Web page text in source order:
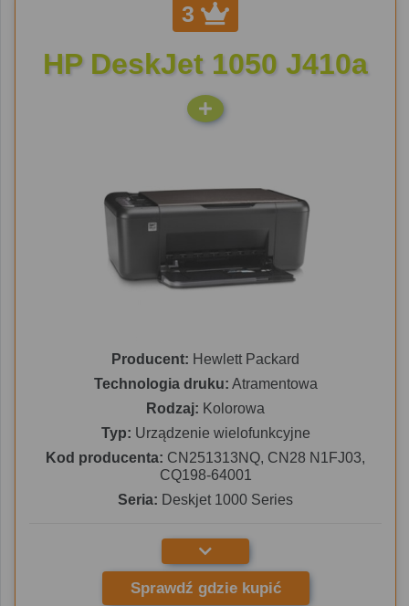
3
HP DeskJet 1050 J410a
Producent: Hewlett Packard
Technologia druku: Atramentowa
Rodzaj: Kolorowa
Typ: Urządzenie wielofunkcyjne
Kod producenta: CN251313NQ, CN28 N1FJ03,
CQ198-64001
Seria: Deskjet 1000 Series
Sprawdź gdzie kupić